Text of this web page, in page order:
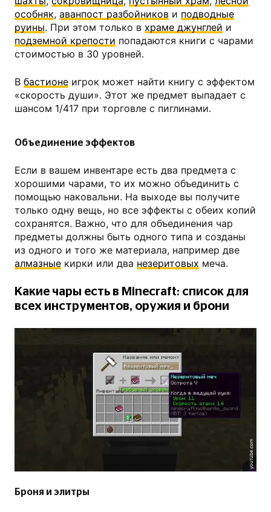
особняк, аванпост разбойников и подводные
руины. При этом только в храме джунглей и
подземной крепости попадаются книги с чарами
стоимостью в 30 уровней.
В бастионе игрок может найти книгу с эффектом
«скорость души». Этот же предмет выпадает с
шансом 1/417 при торговле с пиглинами.
Объединение эффектов
Если в вашем инвентаре есть два предмета с
хорошими чарами, то их можно объединить с
помощью наковальни. На выходе вы получите
только одну вещь, но все эффекты с обеих копий
сохранятся. Важно, что для объединения чар
предметы должны быть одного типа и созданы
из одного и того же материала, например две
алмазные кирки или два незеритовых меча.
Какие чары есть в Minecraft: список для
всех инструментов, оружия и брони
youtube.com
Броня и элитры